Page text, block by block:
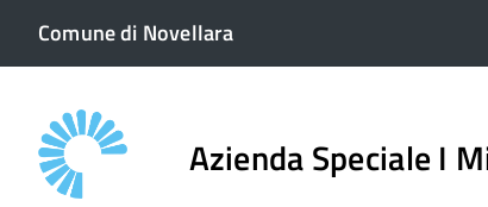
Comune di Novellara
Azienda Speciale I